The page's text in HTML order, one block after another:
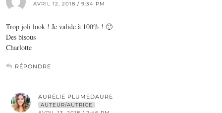
AVRIL 12, 2018 / 9:34 PM
Trop joli look ! Je valide à 100% ! 🙂
Des bisous
Charlotte
RÉPONDRE
AURÉLIE PLUMEDAURE
AUTEUR/AUTRICE